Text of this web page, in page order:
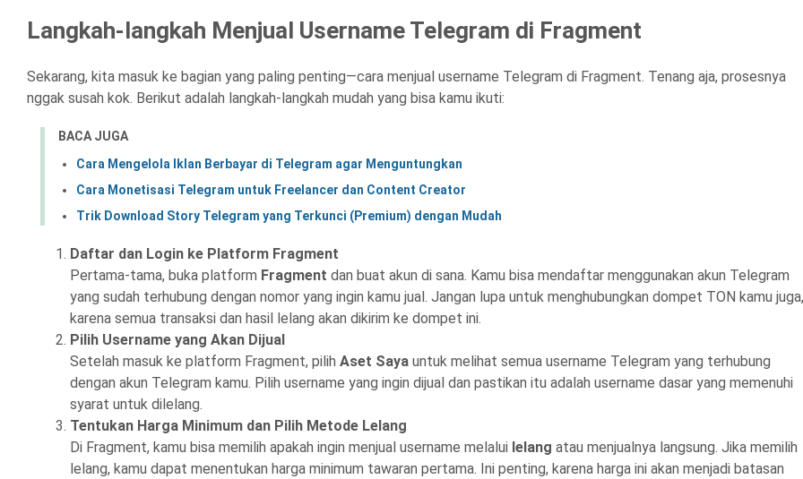
Langkah-langkah Menjual Username Telegram di Fragment
Sekarang, kita masuk ke bagian yang paling penting—cara menjual username Telegram di Fragment. Tenang aja, prosesnya
nggak susah kok. Berikut adalah langkah-langkah mudah yang bisa kamu ikuti:
BACA JUGA
Cara Mengelola Iklan Berbayar di Telegram agar Menguntungkan
Cara Monetisasi Telegram untuk Freelancer dan Content Creator
Trik Download Story Telegram yang Terkunci (Premium) dengan Mudah
Daftar dan Login ke Platform Fragment
Pertama-tama, buka platform Fragment dan buat akun di sana. Kamu bisa mendaftar menggunakan akun Telegram
yang sudah terhubung dengan nomor yang ingin kamu jual. Jangan lupa untuk menghubungkan dompet TON kamu juga,
karena semua transaksi dan hasil lelang akan dikirim ke dompet ini.
Pilih Username yang Akan Dijual
Setelah masuk ke platform Fragment, pilih Aset Saya untuk melihat semua username Telegram yang terhubung
dengan akun Telegram kamu. Pilih username yang ingin dijual dan pastikan itu adalah username dasar yang memenuhi
syarat untuk dilelang.
Tentukan Harga Minimum dan Pilih Metode Lelang
Di Fragment, kamu bisa memilih apakah ingin menjual username melalui lelang atau menjualnya langsung. Jika memilih
lelang, kamu dapat menentukan harga minimum tawaran pertama. Ini penting, karena harga ini akan menjadi batasan